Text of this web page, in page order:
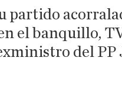
partido
el banquillo,
del PP